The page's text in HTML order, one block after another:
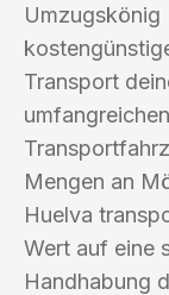
Umzugskönig
Transport
Mengen an
Huelva
Wert auf eine
Handhabung